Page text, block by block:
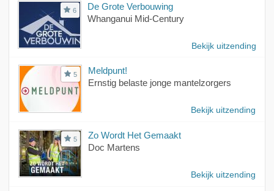
6
De Grote Verbouwing
Whanganui Mid-Century
Bekijk uitzending
5
Meldpunt!
Ernstig belaste jonge mantelzorgers
Bekijk uitzending
5
Zo Wordt Het Gemaakt
Doc Martens
Bekijk uitzending